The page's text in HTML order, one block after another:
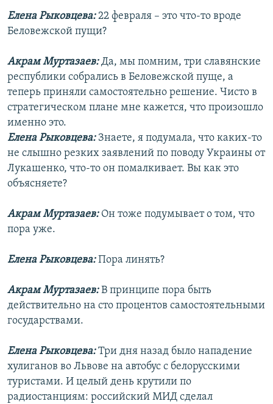
Елена Рыковцева:22 февраля – это что-то вроде
Беловежской пущи?
Акрам Муртазаев:Да, мы помним, три славянские
республики собрались в Беловежской пуще, а
теперь приняли самостоятельно решение. Чисто в
стратегическом плане мне кажется, что произошло
именно это.
Елена Рыковцева:Знаете, я подумала, что каких-то
не слышно резких заявлений по поводу Украины от
Лукашенко, что-то он помалкивает. Вы как это
объясняете?
Акрам Муртазаев: Он тоже подумывает о том, что
пора уже.
Елена Рыковцева:Пора линять?
Акрам Муртазаев:В принципе пора быть
действительно на сто процентов самостоятельными
государствами.
Елена Рыковцева:Три дня назад было нападение
хулиганов во Львове на автобус с белорусскими
туристами. И целый день крутили по
радиостанциям: российский МИД сделал